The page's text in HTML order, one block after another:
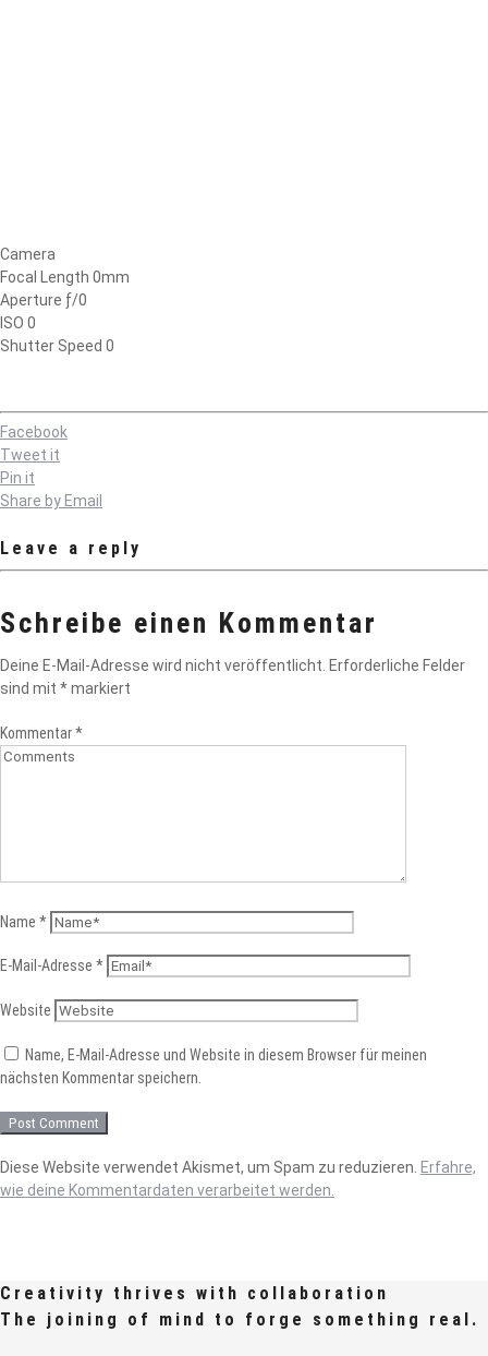
Camera
Focal Length 0mm
Aperture ƒ/0
ISO 0
Shutter Speed 0
Facebook
Tweet it
Pin it
Share by Email
Leave a reply
Schreibe einen Kommentar
Deine E-Mail-Adresse wird nicht veröffentlicht. Erforderliche Felder
sind mit *markiert
Kommentar*
Name *
E-Mail-Adresse *
Website
Name, E-Mail-Adresse und Website in diesem Browser für meinen
nächsten Kommentar speichern.
Diese Website verwendet Akismet, um Spam zu reduzieren. Erfahre,
wie deine Kommentardaten verarbeitet werden.
Creativity thrives with collaboration
The joining of mind to forge something real.